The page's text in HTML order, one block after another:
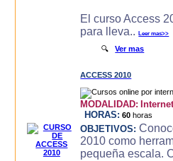
El curso Access
para lleva..Leer mas>>
🔍Ver mas
ACCESS 2010
MODALIDAD:
HORAS: 60 horas
OBJETIVOS:
2010 como
pequeña escala.